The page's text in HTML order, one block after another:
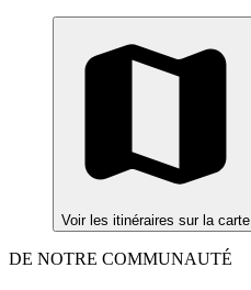
Voir les itinéraires sur la carte
DE NOTRE COMMUNAUTÉ